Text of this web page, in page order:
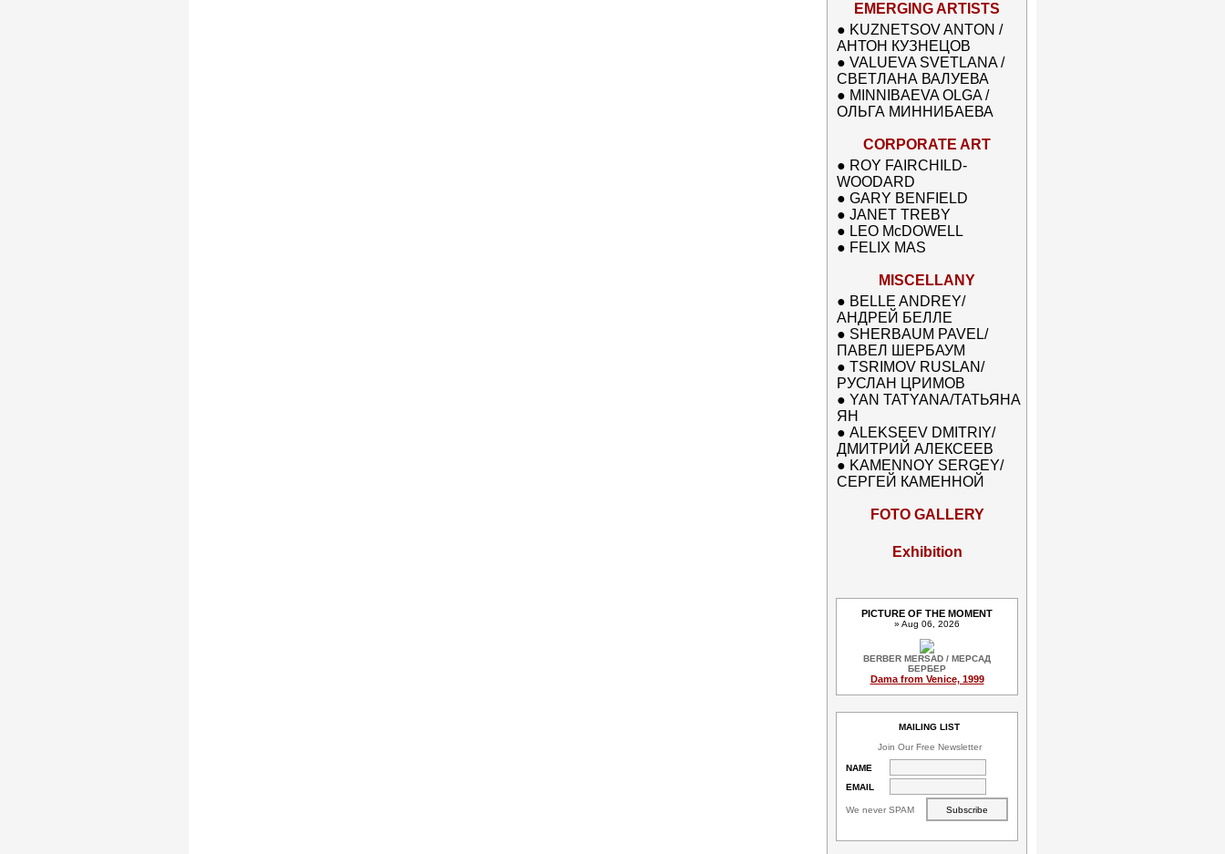
EMERGING ARTISTS
● KUZNETSOV ANTON /
АНТОН КУЗНЕЦОВ
● VALUEVA SVETLANA /
СВЕТЛАНА ВАЛУЕВА
● MINNIBAEVA OLGA /
ОЛЬГА МИННИБАЕВА
CORPORATE ART
● ROY FAIRCHILD-
WOODARD
● GARY BENFIELD
● JANET TREBY
● LEO McDOWELL
● FELIX MAS
MISCELLANY
● BELLE ANDREY/
АНДРЕЙ БЕЛЛЕ
● SHERBAUM PAVEL/
ПАВЕЛ ШЕРБАУМ
● TSRIMOV RUSLAN/
РУСЛАН ЦРИМОВ
● YAN TATYANA/ТАТЬЯНА
ЯН
● ALEKSEEV DMITRIY/
ДМИТРИЙ АЛЕКСЕЕВ
● KAMENNOY SERGEY/
СЕРГЕЙ КАМЕННОЙ
FOTO GALLERY
Exhibition
PICTURE OF THE MOMENT
» Aug 06, 2026
BERBER MERSAD / МЕРСАД
БЕРБЕР
Dama from Venice, 1999
MAILING LIST
Join Our Free Newsletter
NAME
EMAIL
We never SPAM